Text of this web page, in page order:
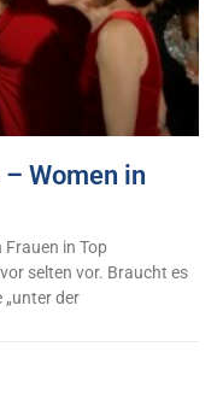
Women in
Frauen in Top
selten vor. Braucht es
„unter der